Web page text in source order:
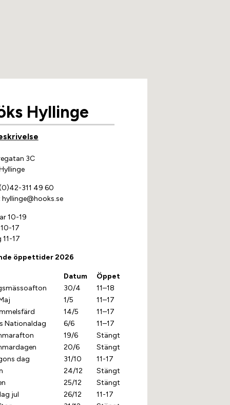
Hyllinge
3C
311 49 60
hyllinge@hooks.se
10-19
17
17
öppettider 2026
Datum
Öppet
30/4
11–18
1/5
11–17
14/5
11–17
Nationaldag
6/6
11–17
19/6
Stängt
20/6
Stängt
dag
31/10
11-17
24/12
Stängt
25/12
Stängt
jul
26/12
11-17